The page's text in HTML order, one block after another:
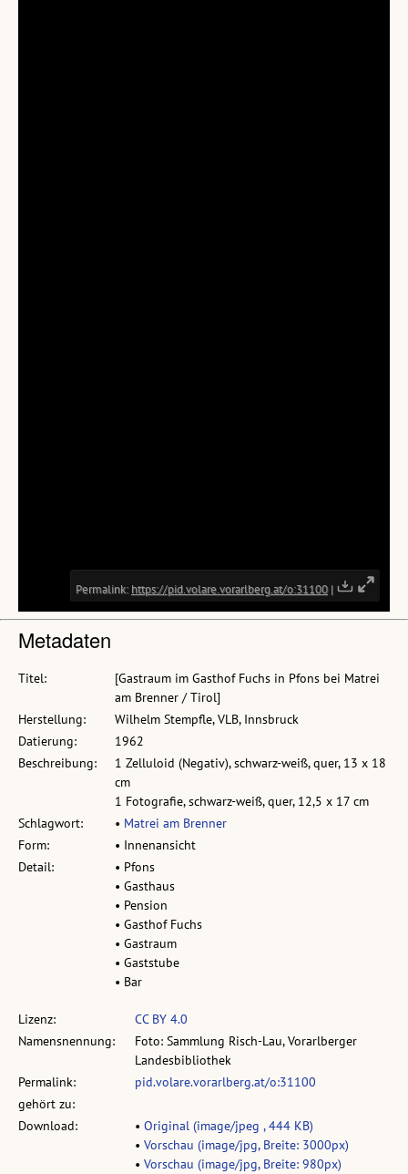
Metadaten
Titel:
[Gastraum im Gasthof Fuchs in Pfons bei Matrei
am Brenner / Tirol]
Herstellung:
Wilhelm Stempfle, VLB, Innsbruck
Datierung:
1962
Beschreibung:
1 Zelluloid (Negativ), schwarz-weiß, quer, 13 x 18
cm
1 Fotografie, schwarz-weiß, quer, 12,5 x 17 cm
Schlagwort:
• Matrei am Brenner
Form:
• Innenansicht
Detail:
• Pfons
• Gasthaus
• Pension
• Gasthof Fuchs
• Gastraum
• Gaststube
• Bar
Lizenz:
CC BY 4.0
Namensnennung:
Foto: Sammlung Risch-Lau, Vorarlberger
Landesbibliothek
Permalink:
pid.volare.vorarlberg.at/o:31100
gehört zu:
Download:
• Original (image/jpeg , 444 KB)
• Vorschau (image/jpg, Breite: 3000px)
• Vorschau (image/jpg, Breite: 980px)